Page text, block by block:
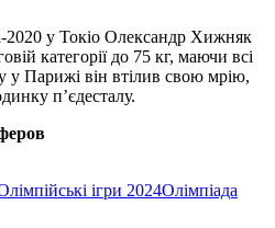
2020 у Токіо Олександр Хижняк
категорії до 75 кг, маючи всі
у Парижі він втілив свою мрію,
п’єдесталу.
ігри 2024Олімпіада